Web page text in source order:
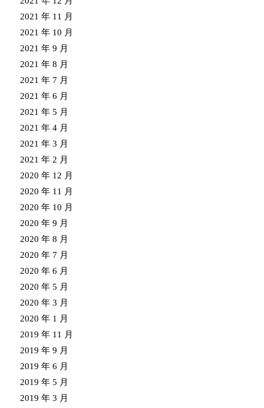
2021 年 11 月
2021 年 10 月
2021 年 9 月
2021 年 8 月
2021 年 7 月
2021 年 6 月
2021 年 5 月
2021 年 4 月
2021 年 3 月
2021 年 2 月
2020 年 12 月
2020 年 11 月
2020 年 10 月
2020 年 9 月
2020 年 8 月
2020 年 7 月
2020 年 6 月
2020 年 5 月
2020 年 3 月
2020 年 1 月
2019 年 11 月
2019 年 9 月
2019 年 6 月
2019 年 5 月
2019 年 3 月